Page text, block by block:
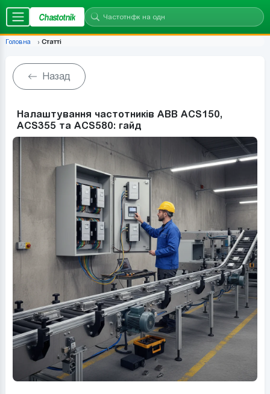
Chastotnik
Головна Статті
Назад
Налаштування частотників ABB ACS150,
ACS355 та ACS580: гайд